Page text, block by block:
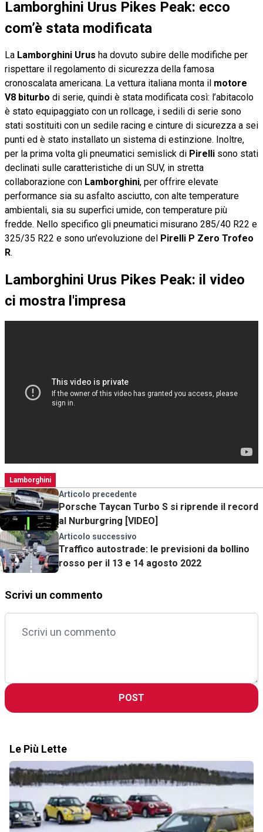
Lamborghini Urus Pikes Peak: ecco
com’è stata modificata
La Lamborghini Urus ha dovuto subire delle modifiche per
rispettare il regolamento di sicurezza della famosa
cronoscalata americana. La vettura italiana monta il motore
V8 biturbo di serie, quindi è stata modificata così: l’abitacolo
è stato equipaggiato con un rollcage, i sedili di serie sono
stati sostituiti con un sedile racing e cinture di sicurezza a sei
punti ed è stato installato un sistema di estinzione. Inoltre,
per la prima volta gli pneumatici semislick di Pirelli sono stati
declinati sulle caratteristiche di un SUV, in stretta
collaborazione con Lamborghini, per offrire elevate
performance sia su asfalto asciutto, con alte temperature
ambientali, sia su superfici umide, con temperature più
fredde. Nello specifico gli pneumatici misurano 285/40 R22 e
325/35 R22 e sono un’evoluzione del Pirelli P Zero Trofeo
R.
Lamborghini Urus Pikes Peak: il video
ci mostra l'impresa
Lamborghini
Articolo precedente
Porsche Taycan Turbo S si riprende il record
al Nurburgring [VIDEO]
Articolo successivo
Traffico autostrade: le previsioni da bollino
rosso per il 13 e 14 agosto 2022
Scrivi un commento
POST
Le Più Lette